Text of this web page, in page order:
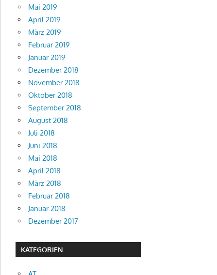
Mai 2019
April 2019
März 2019
Februar 2019
Januar 2019
Dezember 2018
November 2018
Oktober 2018
September 2018
August 2018
Juli 2018
Juni 2018
Mai 2018
April 2018
März 2018
Februar 2018
Januar 2018
Dezember 2017
KATEGORIEN